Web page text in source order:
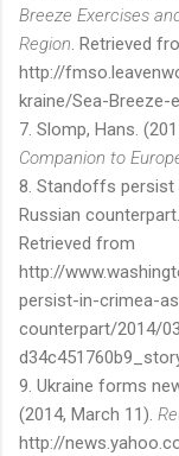
Breeze Exercises
Region. Retrieved
http://
kraine/Sea-Breeze-
7. Slomp, Hans.
Companion to
8. Standoffs persist
Russian
Retrieved from
http://
persist-in-crimea-
counterpart/2014/
9. Ukraine forms
(2014, March 11).
http://